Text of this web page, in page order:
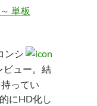
単板
ンシ
ビュー。結
ってい
にHD化し